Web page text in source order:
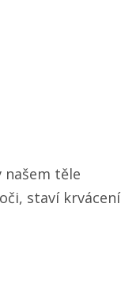
našem těle
staví krvácení